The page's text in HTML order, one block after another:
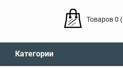
Товаров 0
Категории